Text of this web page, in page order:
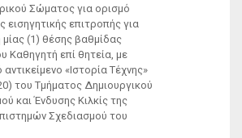
Σώματος για ορισμό
εισηγητικής επιτροπής για
(1) θέσης βαθμίδας
Καθηγητή επί θητεία, με
«Ιστορία Τέχνης»
του Τμήματος Δημιουργικού
και Ένδυσης Κιλκίς της
Σχεδιασμού του